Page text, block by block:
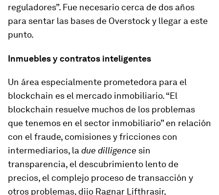
reguladores”. Fue necesario cerca de dos años
para sentar las bases de Overstock y llegar a este
punto.
Inmuebles y contratos inteligentes
Un área especialmente prometedora para el
blockchain es el mercado inmobiliario. “El
blockchain resuelve muchos de los problemas
que tenemos en el sector inmobiliario” en relación
con el fraude, comisiones y fricciones con
intermediarios, la due dilligence sin
transparencia, el descubrimiento lento de
precios, el complejo proceso de transacción y
otros problemas, dijo Ragnar Lifthrasir,